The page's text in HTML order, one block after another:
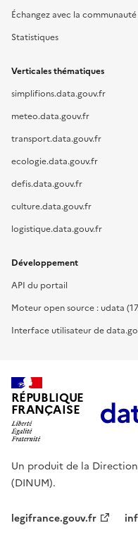
Échangez avec la communauté
Statistiques
Verticales thématiques
simplifions.data.gouv.fr
meteo.data.gouv.fr
transport.data.gouv.fr
ecologie.data.gouv.fr
defis.data.gouv.fr
culture.data.gouv.fr
logistique.data.gouv.fr
Développement
API du portail
Moteur open source : udata
Interface utilisateur de
RÉPUBLIQUE
FRANÇAISE
Un produit de la
(DINUM).
legifrance.gouv.fr